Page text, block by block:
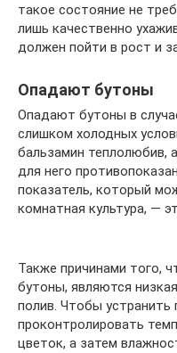
такое состояние не
лишь качественно
должен пойти в рост и
Опадают бутоны
Опадают бутоны в
слишком холодных
бальзамин теплолюбив,
для него
показатель, который
комнатная культура, —
Также причинами того,
бутоны, являются
полив. Чтобы устранить
проконтролировать
цветок, а затем